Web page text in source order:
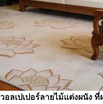
วอลเปเปอร์ลายไม้แต่งผนัง